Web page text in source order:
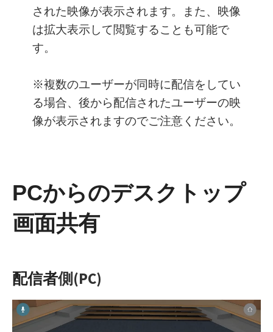
された映像が表示されます。また、映像
は拡大表示して閲覧することも可能で
す。
※複数のユーザーが同時に配信をしてい
る場合、後から配信されたユーザーの映
像が表示されますのでご注意ください。
PCからのデスクトップ
画面共有
配信者側 (PC)